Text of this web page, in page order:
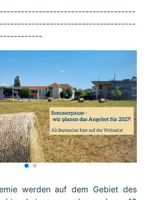
werden auf dem Gebiet des